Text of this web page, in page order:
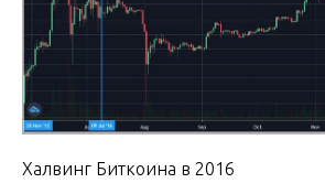
Халвинг Биткоина в 2016